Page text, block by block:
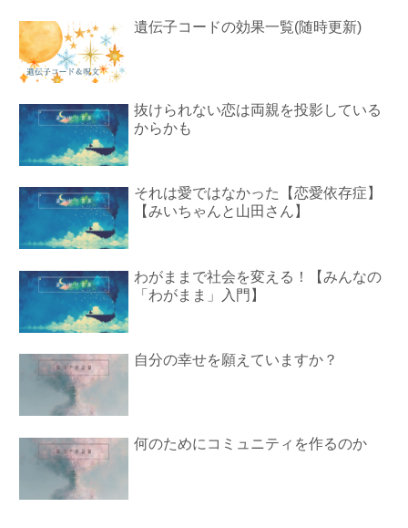
遺伝子コードの効果一覧(随時更新)
抜けられない恋は両親を投影している
からかも
それは愛ではなかった【恋愛依存症】
【みいちゃんと山田さん】
わがままで社会を変える！【みんなの
「わがまま」入門】
自分の幸せを願えていますか？
何のためにコミュニティを作るのか